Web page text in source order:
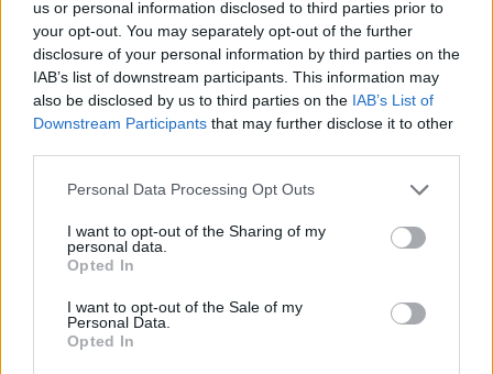
us or personal information disclosed to third parties prior to
your opt-out. You may separately opt-out of the further
disclosure of your personal information by third parties on the
IAB’s list of downstream participants. This information may
also be disclosed by us to third parties on the IAB’s List of
Downstream Participants that may further disclose it to other
Please note that this website/app uses one or more Google
not limited to your visit or usage behaviour. You may click to
grant or deny consent to Google and its third-party tags to
use your data for below specified purposes in below Google
consent section.
Personal Data Processing Opt Outs
I want to opt-out of the Sharing of my
personal data.
Opted In
I want to opt-out of the Sale of my
Personal Data.
Opted In